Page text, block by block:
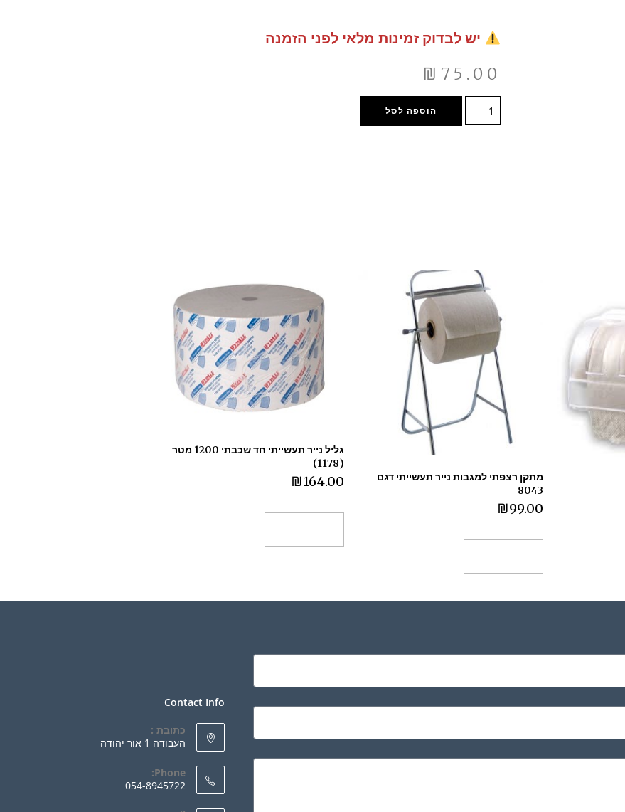
יש לבדוק זמינות מלאי לפני הזמנה
₪ 75.00
הוספה לסל
מתקן רצפתי למגבות נייר תעשייתי דגם
8043
₪99.00
גליל נייר תעשייתי חד שכבתי 1200 מטר
(1178)
₪164.00
Contact Info
כתובת :
העבודה 1 אור יהודה
Phone:
054-8945722